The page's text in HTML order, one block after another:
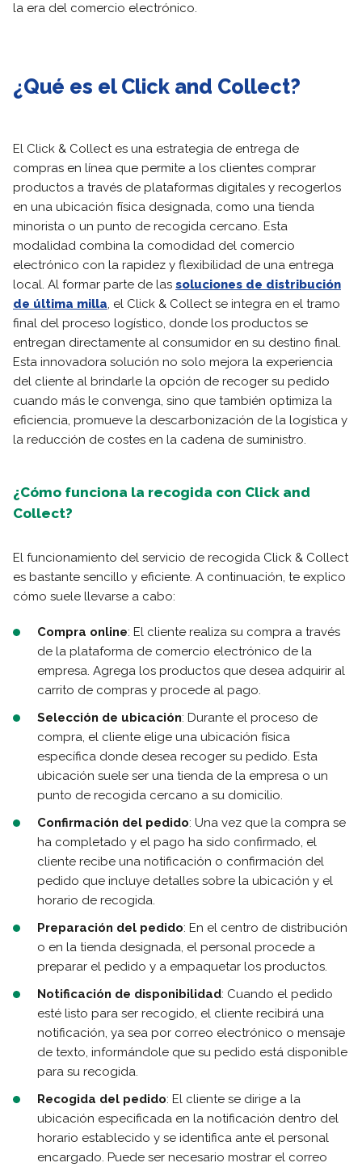
la era del comercio electrónico.
¿Qué es el Click and Collect?
El Click & Collect es una estrategia de entrega de
compras en línea que permite a los clientes comprar
productos a través de plataformas digitales y recogerlos
en una ubicación física designada, como una tienda
minorista o un punto de recogida cercano. Esta
modalidad combina la comodidad del comercio
electrónico con la rapidez y flexibilidad de una entrega
local. Al formar parte de las soluciones de distribución
de última milla, el Click & Collect se integra en el tramo
final del proceso logístico, donde los productos se
entregan directamente al consumidor en su destino final.
Esta innovadora solución no solo mejora la experiencia
del cliente al brindarle la opción de recoger su pedido
cuando más le convenga, sino que también optimiza la
eficiencia, promueve la descarbonización de la logística y
la reducción de costes en la cadena de suministro.
¿Cómo funciona la recogida con Click and
Collect?
El funcionamiento del servicio de recogida Click & Collect
es bastante sencillo y eficiente. A continuación, te explico
cómo suele llevarse a cabo:
Compra online: El cliente realiza su compra a través
de la plataforma de comercio electrónico de la
empresa. Agrega los productos que desea adquirir al
carrito de compras y procede al pago.
Selección de ubicación: Durante el proceso de
compra, el cliente elige una ubicación física
específica donde desea recoger su pedido. Esta
ubicación suele ser una tienda de la empresa o un
punto de recogida cercano a su domicilio.
Confirmación del pedido: Una vez que la compra se
ha completado y el pago ha sido confirmado, el
cliente recibe una notificación o confirmación del
pedido que incluye detalles sobre la ubicación y el
horario de recogida.
Preparación del pedido: En el centro de distribución
o en la tienda designada, el personal procede a
preparar el pedido y a empaquetar los productos.
Notificación de disponibilidad: Cuando el pedido
esté listo para ser recogido, el cliente recibirá una
notificación, ya sea por correo electrónico o mensaje
de texto, informándole que su pedido está disponible
para su recogida.
Recogida del pedido: El cliente se dirige a la
ubicación especificada en la notificación dentro del
horario establecido y se identifica ante el personal
encargado. Puede ser necesario mostrar el correo